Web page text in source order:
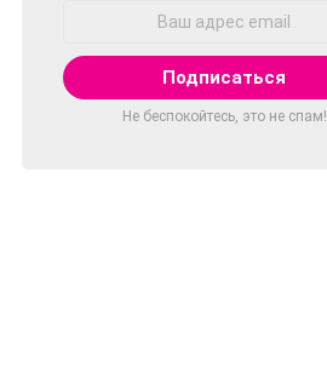
Не беспокойтесь, это не спам!